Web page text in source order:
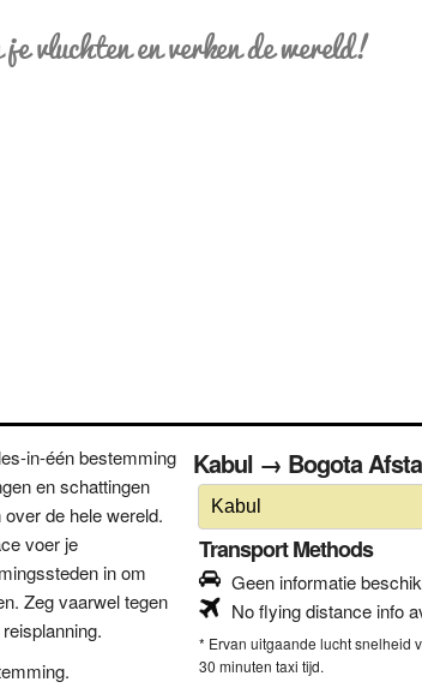
vluchten en verken de wereld!
in-één bestemming
en schattingen
de hele wereld.
voer je
in om
Zeg vaarwel tegen
Kabul → Bogota
Transport Methods
Geen informatie
No flying distance info
* Ervan uitgaande lucht snelheid
30 minuten taxi tijd.